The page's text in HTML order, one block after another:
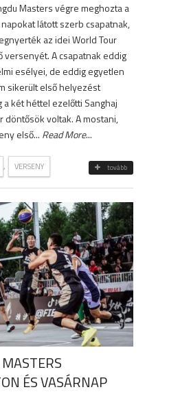
Masters végre meghozta a
látott szerb csapatnak,
az idei World Tour
versenyét. A csapatnak eddig
esélyei, de eddig egyetlen
sikerült első helyezést
a két héttel ezelőtti Sanghaj
döntősök voltak. A mostani,
első... Read More...
, VERSENY tovább
ÉS VASÁRNAP